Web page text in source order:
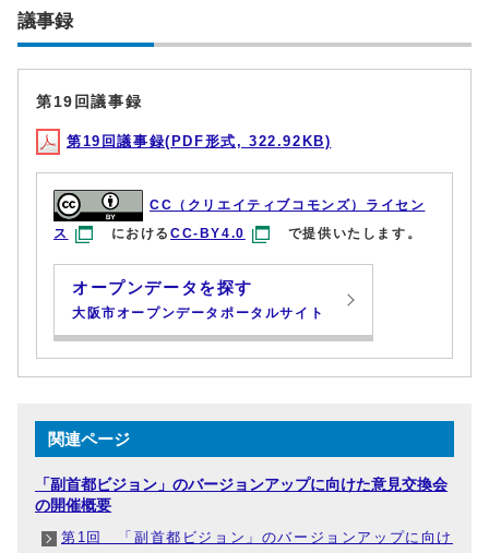
議事録
第19回議事録
第19回議事録(PDF形式, 322.92KB)
CC（クリエイティブコモンズ）ライセン
ス
におけるCC-BY4.0 で提供いたします。
オープンデータを探す
大阪市オープンデータポータルサイト
関連ページ
「副首都ビジョン」のバージョンアップに向けた意見交換会
の開催概要
第1回 「副首都ビジョン」のバージョンアップに向け